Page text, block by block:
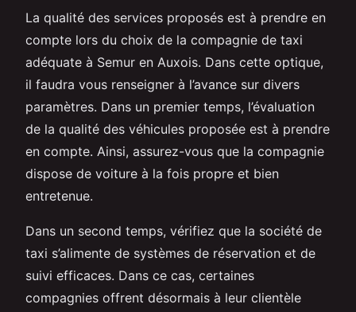
La qualité des services proposés est à prendre en
compte lors du choix de la compagnie de taxi
adéquate à Semur en Auxois. Dans cette optique,
il faudra vous renseigner à l’avance sur divers
paramètres. Dans un premier temps, l’évaluation
de la qualité des véhicules proposée est à prendre
en compte. Ainsi, assurez-vous que la compagnie
dispose de voiture à la fois propre et bien
entretenue.
Dans un second temps, vérifiez que la société de
taxi s’alimente de systèmes de réservation et de
suivi efficaces. Dans ce cas, certaines
compagnies offrent désormais à leur clientèle